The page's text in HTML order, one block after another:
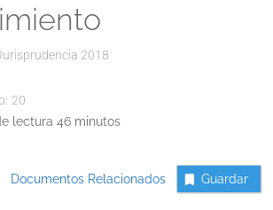
2018
20
lectura 46 minutos
Documentos Relacionados Guardar